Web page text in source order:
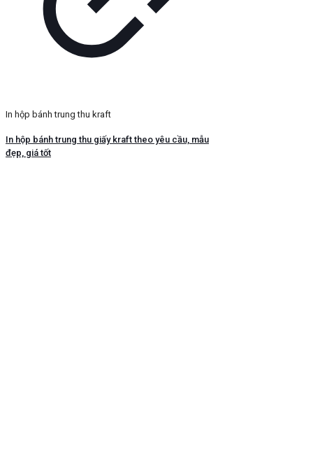
In hộp bánh trung thu kraft
In hộp bánh trung thu giấy kraft theo yêu cầu, mẫu
đẹp, giá tốt